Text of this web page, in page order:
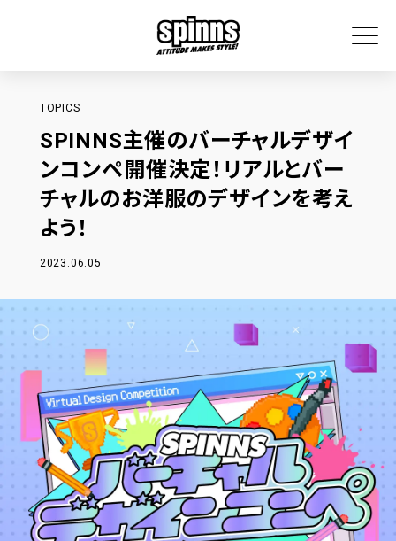
TOPICS
SPINNS主催のバーチャルデザイ
ンコンペ開催決定！リアルとバー
チャルのお洋服のデザインを考え
よう！
2023.06.05